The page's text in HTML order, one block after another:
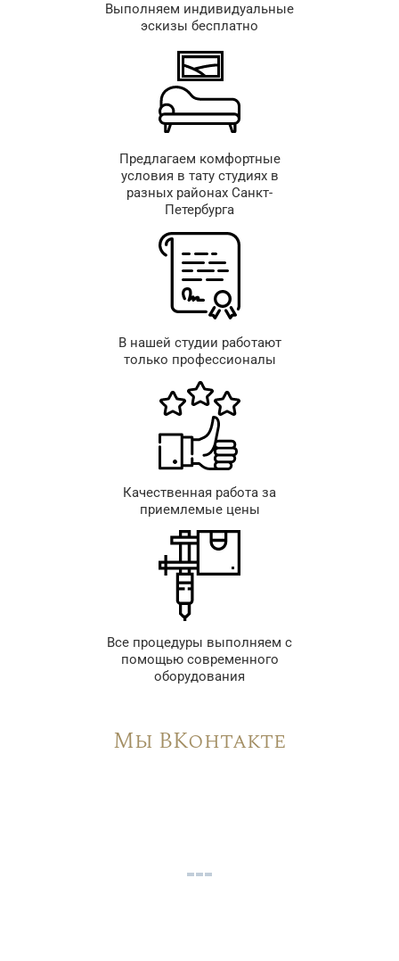
Выполняем индивидуальные
эскизы бесплатно
Предлагаем комфортные
условия в тату студиях в
разных районах Санкт-
Петербурга
В нашей студии работают
только профессионалы
Качественная работа за
приемлемые цены
Все процедуры выполняем с
помощью современного
оборудования
Мы ВКонтакте